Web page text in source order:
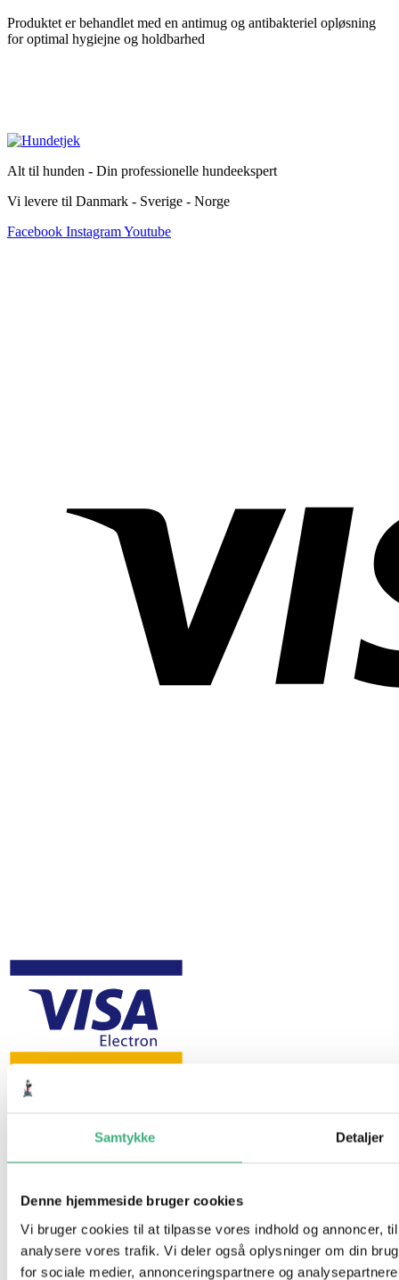
Samtykke Detaljer
Denne hjemmeside bruger cookies
Vi bruger cookies til at tilpasse vores indhold og annoncer,
analysere vores trafik. Vi deler også oplysninger om din
for sociale medier, annonceringspartnere og
Produktet er behandlet med en antimug og antibakteriel opløsning
for optimal hygiejne og holdbarhed
Alt til hunden - Din professionelle hundeekspert
Vi levere til Danmark - Sverige - Norge
Facebook InstagramYoutube